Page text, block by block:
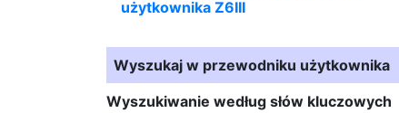
użytkownika Z6III
Wyszukaj w przewodniku użytkownika
Wyszukiwanie według słów kluczowych